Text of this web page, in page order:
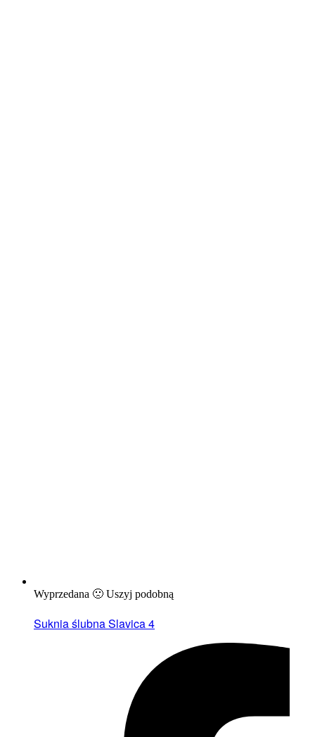
Wyprzedana 🙁 Uszyj podobną
Suknia ślubna Slavica 4